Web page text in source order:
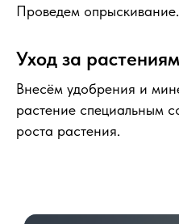
Проведем опрыскивание.
Уход за
Внесём удобрения и
растение специальным
роста растения.